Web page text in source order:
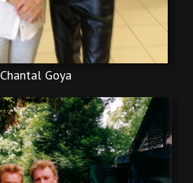
Chantal Goya